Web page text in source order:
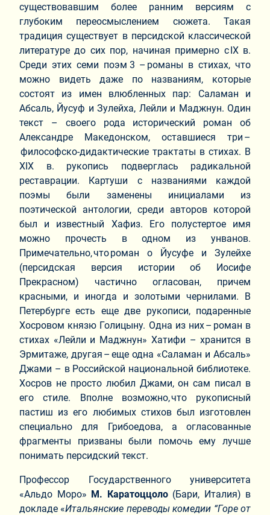
существовавшим более ранним версиям с
глубоким переосмыслением сюжета. Такая
традиция существует в персидской классической
литературе до сих пор, начиная примерно с IX в.
Среди этих семи поэм 3 – романы в стихах, что
можно видеть даже по названиям, которые
состоят из имен влюбленных пар: Саламан и
Абсаль, Йусуф и Зулейха, Лейли и Маджнун. Один
текст – своего рода исторический роман об
Александре Македонском, оставшиеся три –
философско-дидактические трактаты в стихах. В
XIX в. рукопись подверглась радикальной
реставрации. Картуши с названиями каждой
поэмы были заменены инициалами из
поэтической антологии, среди авторов которой
был и известный Хафиз. Его полустертое имя
можно прочесть в одном из унванов.
Примечательно, что роман о Йусуфе и Зулейхе
(персидская версия истории об Иосифе
Прекрасном) частично огласован, причем
красными, и иногда и золотыми чернилами. В
Петербурге есть еще две рукописи, подаренные
Хосровом князю Голицыну. Одна из них – роман в
стихах «Лейли и Маджнун» Хатифи – хранится в
Эрмитаже, другая – еще одна «Саламан и Абсаль»
Джами – в Российской национальной библиотеке.
Хосров не просто любил Джами, он сам писал в
его стиле. Вполне возможно, что рукописный
пастиш из его любимых стихов был изготовлен
специально для Грибоедова, а огласованные
фрагменты призваны были помочь ему лучше
понимать персидский текст.
Профессор Государственного университета
«Альдо Моро» М. Каратоццоло(Бари, Италия) в
докладе «Итальянские переводы комедии “Горе от